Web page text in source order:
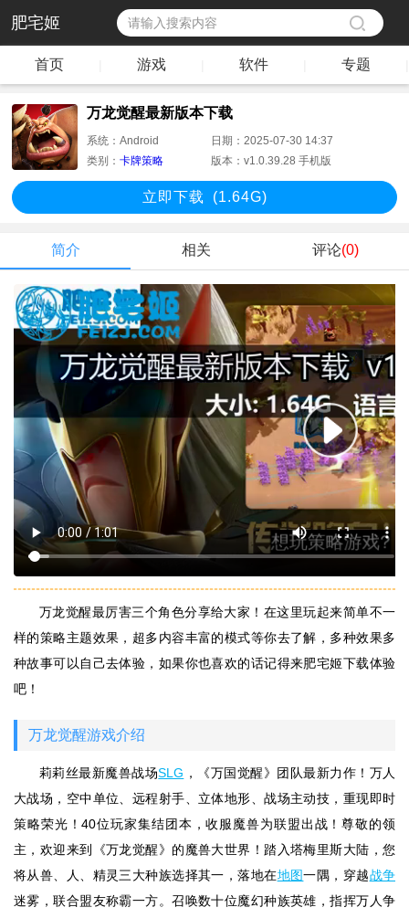
肥宅姬
首页 游戏 软件 专题
万龙觉醒最新版本下载
系统：Android 日期：2025-07-30 14:37
类别：卡牌策略 版本：v1.0.39.28 手机版
立即下载 (1.64G)
简介 相关 评论(0)
万龙觉醒最厉害三个角色分享给大家！在这里玩起来简单不一
样的策略主题效果，超多内容丰富的模式等你去了解，多种效果多
种故事可以自己去体验，如果你也喜欢的话记得来肥宅姬下载体验
吧！
万龙觉醒游戏介绍
莉莉丝最新魔兽战场SLG ，《万国觉醒》团队最新力作！万人
大战场，空中单位、远程射手、立体地形、战场主动技，重现即时
策略荣光！40位玩家集结团本，收服魔兽为联盟出战！尊敬的领
主，欢迎来到《万龙觉醒》的魔兽大世界！踏入塔梅里斯大陆，您
将从兽、人、精灵三大种族选择其一，落地在地图一隅，穿越战争
迷雾，联合盟友称霸一方。召唤数十位魔幻种族英雄，指挥万人争